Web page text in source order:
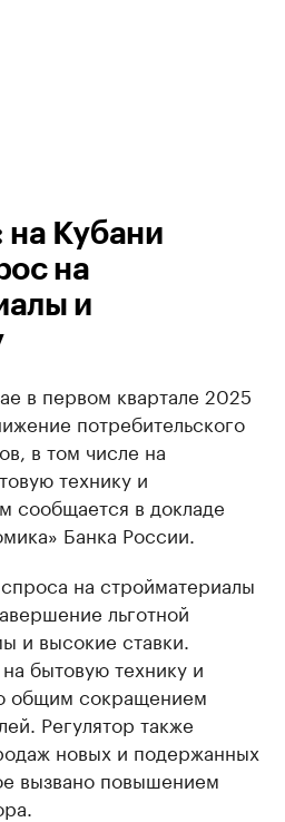
на Кубани
на
и
в первом квартале 2025
потребительского
в том числе на
технику и
сообщается в докладе
Банка России.
на стройматериалы
льготной
и высокие ставки.
бытовую технику и
общим сокращением
Регулятор также
новых и подержанных
вызвано повышением